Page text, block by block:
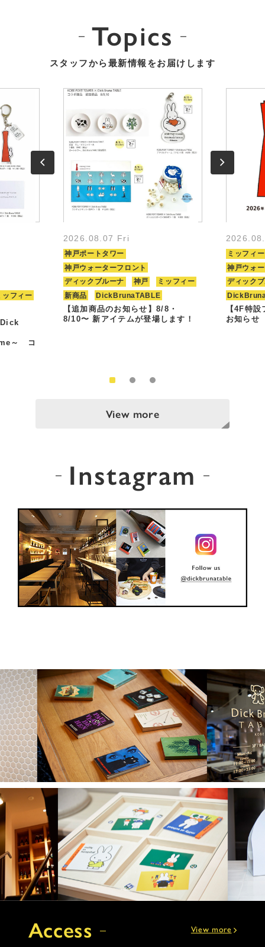
Topics
スタッフから最新情報をお届けします
ッフィー
～ コ
2026.08.07 Fri
神戸ポートタワー
神戸ウォーターフロント
ディックブルーナ
神戸
ミッフィー
新商品
DickBrunaTABLE
【追加商品のお知らせ】8/8・
8/10〜 新アイテムが登場します！
ミッフィー
神戸ウォ
ディック
【4F特
お知らせ
View more
Instagram
Access View more